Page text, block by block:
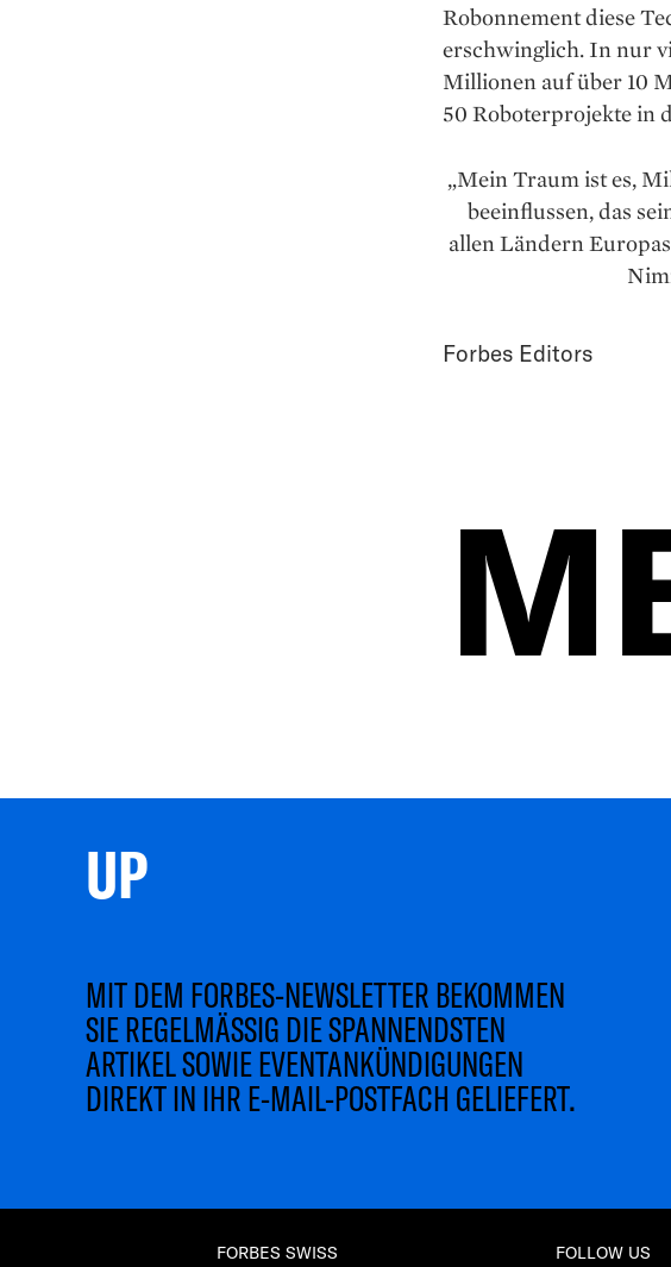
Robonnement diese
erschwinglich. In nur
Millionen auf über 10
50 Roboterprojekte in
„Mein Traum ist es,
beeinflussen, das
allen Ländern
Forbes Editors
UP
MIT DEM FORBES-NEWSLETTER BEKOMMEN
SIE REGELMÄSSIG DIE SPANNENDSTEN
ARTIKEL SOWIE EVENTANKÜNDIGUNGEN
DIREKT IN IHR E-MAIL-POSTFACH GELIEFERT.
FORBES SWISS FOLLOW US